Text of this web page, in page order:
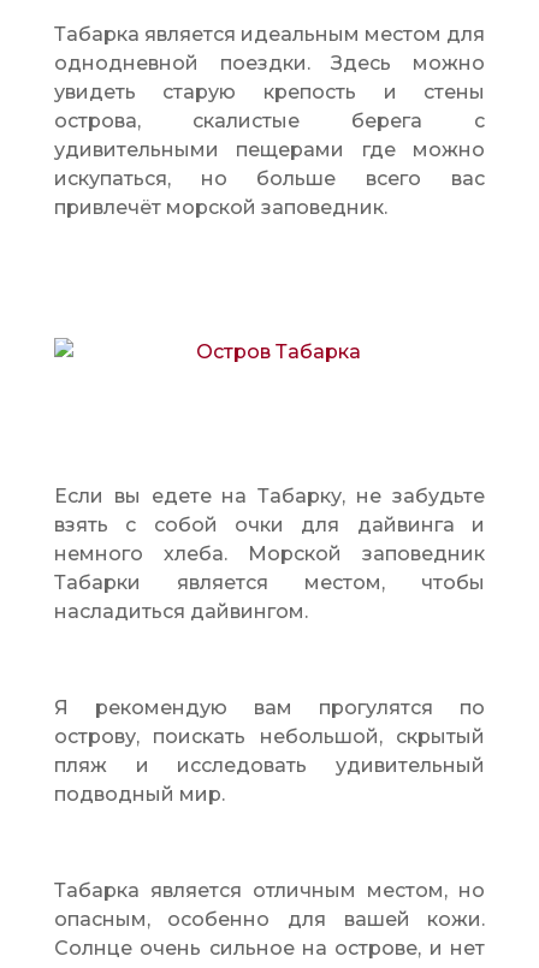
Табарка является идеальным местом для
однодневной поездки. Здесь можно
увидеть старую крепость и стены
острова, скалистые берега с
удивительными пещерами где можно
искупаться, но больше всего вас
привлечёт морской заповедник.
Если вы едете на Табарку, не забудьте
взять с собой очки для дайвинга и
немного хлеба. Морской заповедник
Табарки является местом, чтобы
насладиться дайвингом.
Я рекомендую вам прогулятся по
острову, поискать небольшой, скрытый
пляж и исследовать удивительный
подводный мир.
Табарка является отличным местом, но
опасным, особенно для вашей кожи.
Солнце очень сильное на острове, и нет